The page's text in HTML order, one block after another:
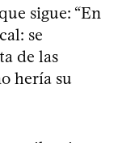
sigue: “En
se
de las
hería su